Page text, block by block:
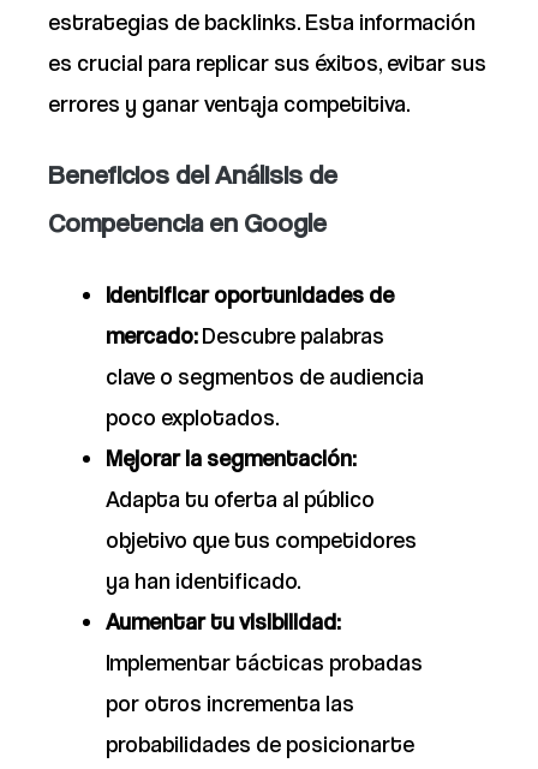
estrategias de backlinks. Esta información
es crucial para replicar sus éxitos, evitar sus
errores y ganar ventaja competitiva.
Beneficios del Análisis de
Competencia en Google
Identificar oportunidades de
mercado:Descubre palabras
clave o segmentos de audiencia
poco explotados.
Mejorar la segmentación:
Adapta tu oferta al público
objetivo que tus competidores
ya han identificado.
Aumentar tu visibilidad:
Implementar tácticas probadas
por otros incrementa las
probabilidades de posicionarte